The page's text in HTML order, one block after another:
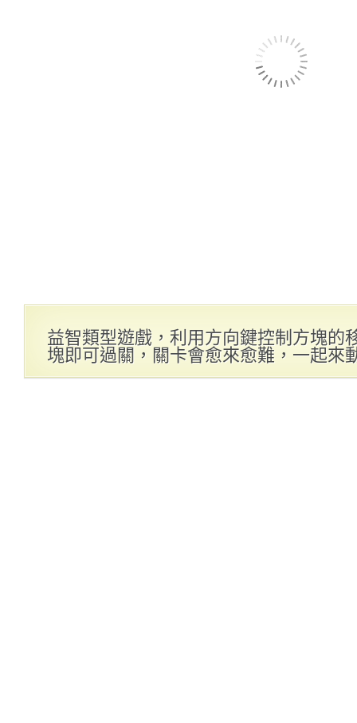
益智類型遊戲，利用方向鍵控制方塊的
塊即可過關，關卡會愈來愈難，一起來